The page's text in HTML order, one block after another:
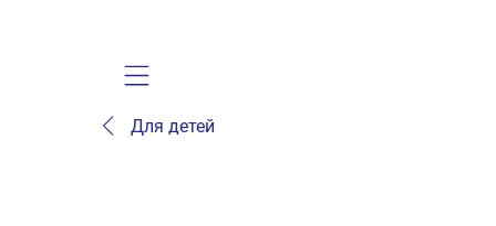
Mobile navigation
Для детей